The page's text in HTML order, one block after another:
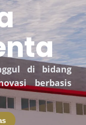
di bidang
berbasis